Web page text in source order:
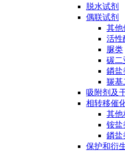
脱水试剂
偶联试剂
其他
活性
脲类
碳二
鏻盐
羰基
吸附剂及
相转移催
其他
铵盐
鏻盐
保护和衍